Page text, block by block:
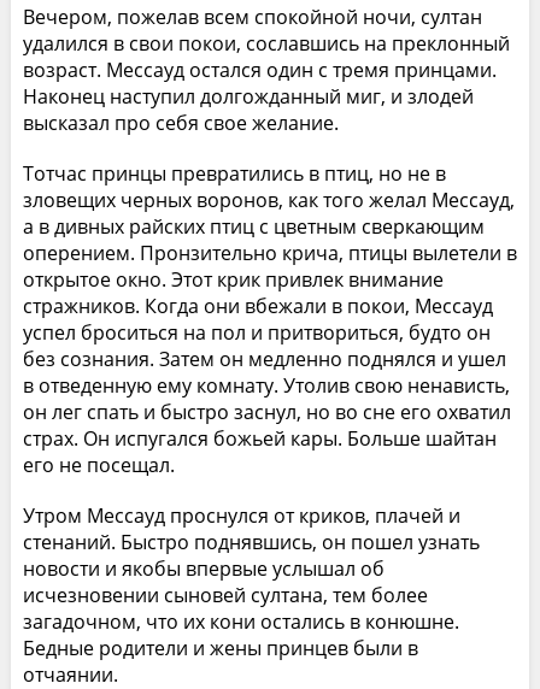
Вечером, пожелав всем спокойной ночи, султан
удалился в свои покои, сославшись на преклонный
возраст. Мессауд остался один с тремя принцами.
Наконец наступил долгожданный миг, и злодей
высказал про себя свое желание.
Тотчас принцы превратились в птиц, но не в
зловещих черных воронов, как того желал Мессауд,
а в дивных райских птиц с цветным сверкающим
оперением. Пронзительно крича, птицы вылетели в
открытое окно. Этот крик привлек внимание
стражников. Когда они вбежали в покои, Мессауд
успел броситься на пол и притвориться, будто он
без сознания. Затем он медленно поднялся и ушел
в отведенную ему комнату. Утолив свою ненависть,
он лег спать и быстро заснул, но во сне его охватил
страх. Он испугался божьей кары. Больше шайтан
его не посещал.
Утром Мессауд проснулся от криков, плачей и
стенаний. Быстро поднявшись, он пошел узнать
новости и якобы впервые услышал об
исчезновении сыновей султана, тем более
загадочном, что их кони остались в конюшне.
Бедные родители и жены принцев были в
отчаянии.